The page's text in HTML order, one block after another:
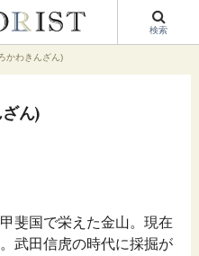
検索
かわきんざん)
ん)
斐国で栄えた金山。現在
武田信虎の時代に採掘が